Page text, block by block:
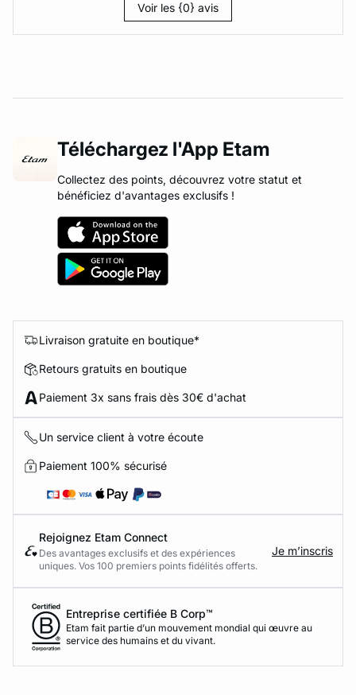
Voir les {0} avis
Téléchargez l'App Etam
Collectez des points, découvrez votre statut et
bénéficiez d'avantages exclusifs !
Livraison gratuite en boutique*
Retours gratuits en boutique
Paiement 3x sans frais dès 30€ d'achat
Un service client à votre écoute
Paiement 100% sécurisé
Rejoignez Etam Connect
Des avantages exclusifs et des expériences
uniques. Vos 100 premiers points fidélités offerts.
Je m’inscris
Entreprise certifiée B Corp™
Etam fait partie d’un mouvement mondial qui œuvre au
service des humains et du vivant.